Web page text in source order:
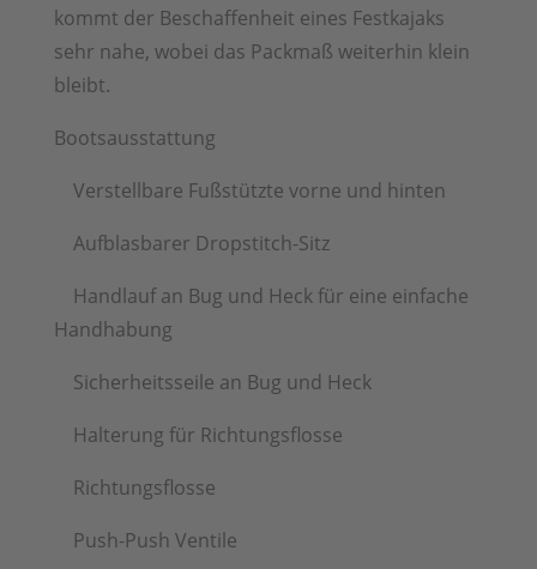
kommt der Beschaffenheit eines Festkajaks
sehr nahe, wobei das Packmaß weiterhin klein
bleibt.
Bootsausstattung
Verstellbare Fußstützte vorne und hinten
Aufblasbarer Dropstitch-Sitz
Handlauf an Bug und Heck für eine einfache
Handhabung
Sicherheitsseile an Bug und Heck
Halterung für Richtungsflosse
Richtungsflosse
Push-Push Ventile